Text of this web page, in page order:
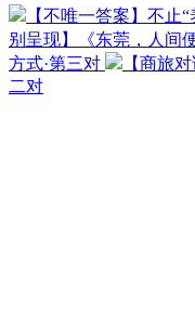
【不唯一答案】不止“
别呈现】《东莞，人间
方式·第三对
【商旅
二对